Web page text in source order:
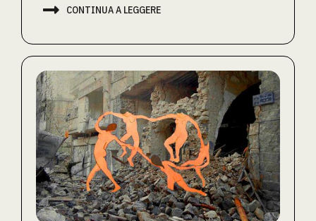
 CONTINUA A LEGGERE